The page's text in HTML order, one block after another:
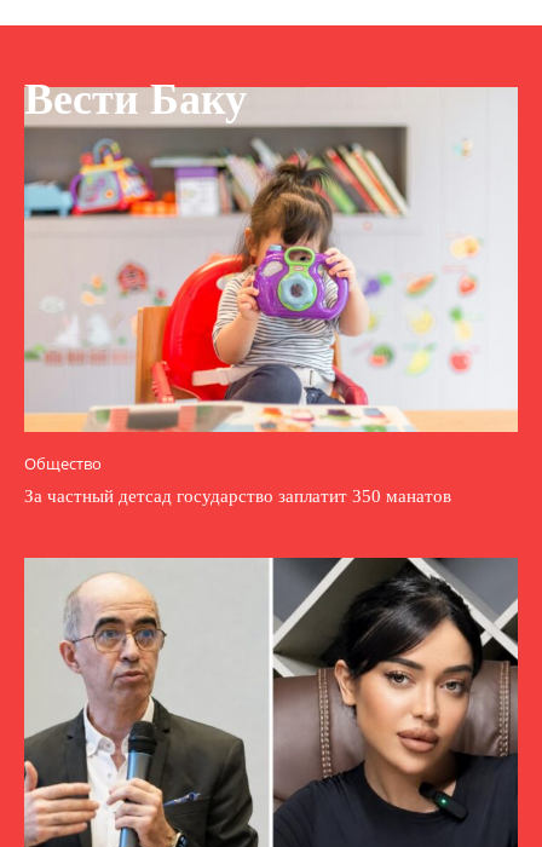
Вести Баку
Общество
За частный детсад государство заплатит 350 манатов